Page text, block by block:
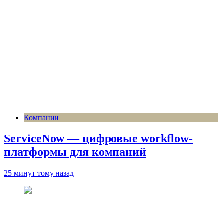
Компании
ServiceNow — цифровые workflow-
платформы для компаний
25 минут тому назад